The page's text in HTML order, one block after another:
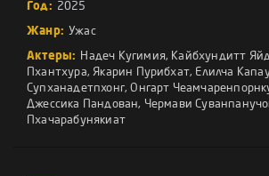
Год: 2025
Жанр: Ужас
Актеры: Надеч Кугимия, Кайбхундитт
Пхантхура,Якарин Пурибхат, Елилча
Супханадетпхонг,Онгарт
Джессика Пандован, Чермави
Пхачарабунякиат